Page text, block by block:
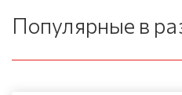
Популярные в